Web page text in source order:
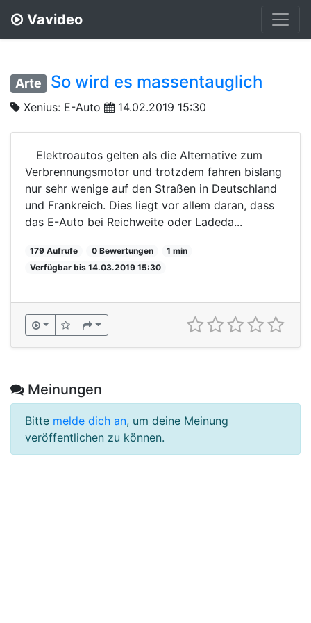
Vavideo
Arte So wird es massentauglich
Xenius: E-Auto 14.02.2019 15:30
Elektroautos gelten als die Alternative zum
Verbrennungsmotor und trotzdem fahren bislang
nur sehr wenige auf den Straßen in Deutschland
und Frankreich. Dies liegt vor allem daran, dass
das E-Auto bei Reichweite oder Ladeda...
179 Aufrufe 0 Bewertungen
1 min
Verfügbar bis 14.03.2019 15:30
Meinungen
Bitte melde dich an, um deine Meinung
veröffentlichen zu können.